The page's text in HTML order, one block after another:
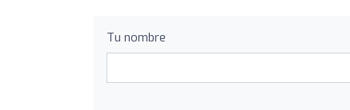
Tu nombre